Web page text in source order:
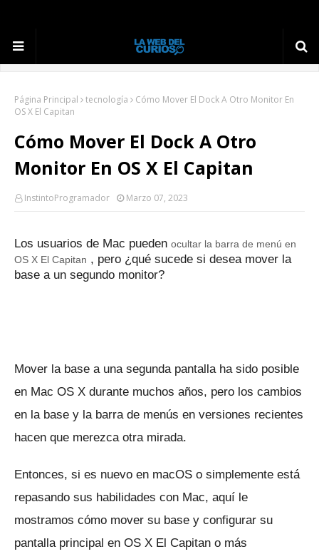
Página Principal tecnología
Cómo Mover El Dock A Otro Monitor En
OS X El Capitan
Cómo Mover El Dock A Otro
Monitor En OS X El Capitan
InstintoProgramador Marzo 07, 2023
Los usuarios de Mac pueden ocultar la barra de menú en
OS X El Capitan , pero ¿qué sucede si desea mover la
base a un segundo monitor?
Mover la base a una segunda pantalla ha sido posible
en Mac OS X durante muchos años, pero los cambios
en la base y la barra de menús en versiones recientes
hacen que merezca otra mirada.
Entonces, si es nuevo en macOS o simplemente está
repasando sus habilidades con Mac, aquí le
mostramos cómo mover su base y configurar su
pantalla principal en OS X El Capitan o más